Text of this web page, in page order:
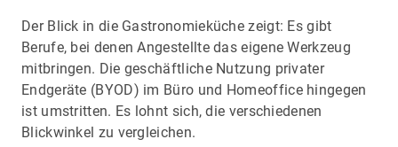
Der Blick in die Gastronomieküche zeigt: Es gibt
Berufe, bei denen Angestellte das eigene Werkzeug
mitbringen. Die geschäftliche Nutzung privater
Endgeräte (BYOD) im Büro und Homeoffice hingegen
ist umstritten. Es lohnt sich, die verschiedenen
Blickwinkel zu vergleichen.